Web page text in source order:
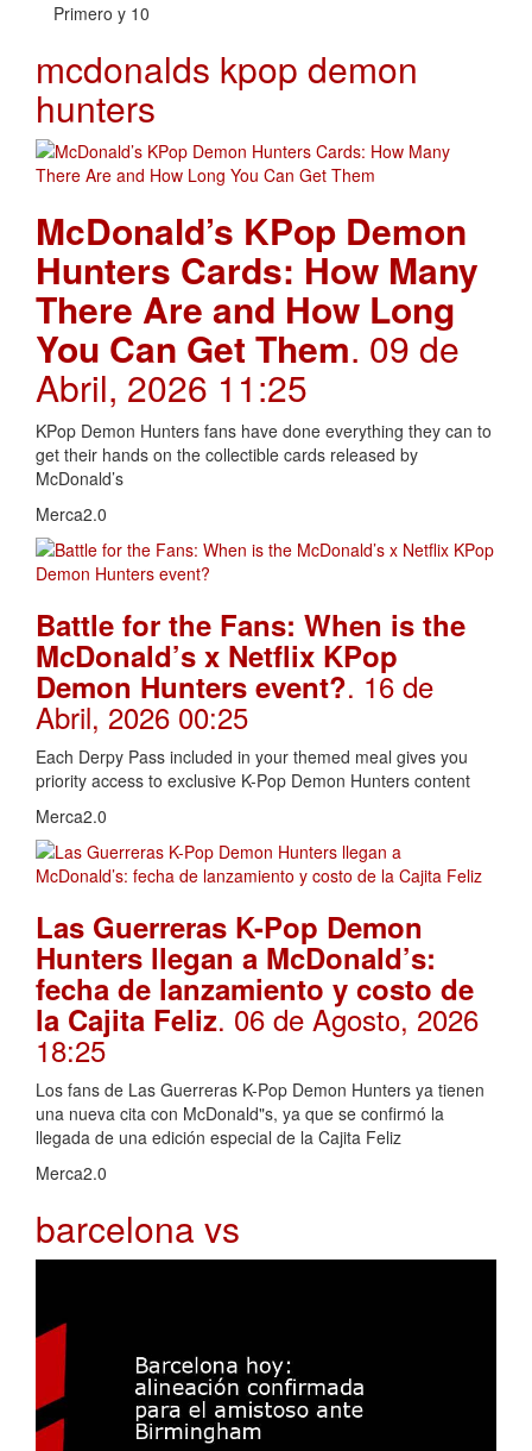
Primero y 10
mcdonalds kpop demon
hunters
McDonald’s KPop Demon
Hunters Cards: How Many
There Are and How Long
You Can Get Them. 09 de
Abril, 2026 11:25
KPop Demon Hunters fans have done everything they can to
get their hands on the collectible cards released by
McDonald’s
Merca2.0
Battle for the Fans: When is the
McDonald’s x Netflix KPop
Demon Hunters event?. 16 de
Abril, 2026 00:25
Each Derpy Pass included in your themed meal gives you
priority access to exclusive K-Pop Demon Hunters content
Merca2.0
Las Guerreras K-Pop Demon
Hunters llegan a McDonald’s:
fecha de lanzamiento y costo de
la Cajita Feliz. 06 de Agosto, 2026
18:25
Los fans de Las Guerreras K-Pop Demon Hunters ya tienen
una nueva cita con McDonald"s, ya que se confirmó la
llegada de una edición especial de la Cajita Feliz
Merca2.0
barcelona vs